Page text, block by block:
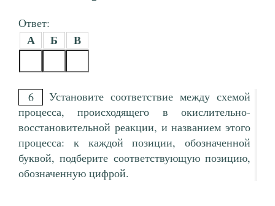
Ответ:
А Б В
6
Установите соответствие между схемой
процесса, происходящего в окислительно-
восстановительной реакции, и названием этого
процесса: к каждой позиции, обозначенной
буквой, подберите соответствующую позицию,
обозначенную цифрой.